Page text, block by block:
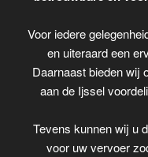
Voor iedere
en uiteraard een
Daarnaast bieden wij
aan de Ijssel
Tevens kunnen wij u
voor uw vervoer